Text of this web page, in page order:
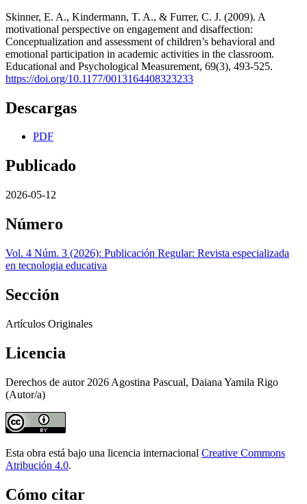
Skinner, E. A., Kindermann, T. A., & Furrer, C. J. (2009). A
motivational perspective on engagement and disaffection:
Conceptualization and assessment of children’s behavioral and
emotional participation in academic activities in the classroom.
Educational and Psychological Measurement, 69(3), 493-525.
https://doi.org/10.1177/0013164408323233
Descargas
PDF
Publicado
2026-05-12
Número
Vol. 4 Núm. 3 (2026): Publicación Regular: Revista especializada
en tecnologia educativa
Sección
Artículos Originales
Licencia
Derechos de autor 2026 Agostina Pascual, Daiana Yamila Rigo
(Autor/a)
Esta obra está bajo una licencia internacional Creative Commons
Atribución 4.0.
Cómo citar